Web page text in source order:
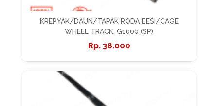
KREPYAK/DAUN/TAPAK RODA BESI/CAGE
WHEEL TRACK, G1000 (SP)
38.000